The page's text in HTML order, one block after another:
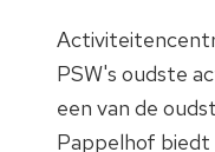
PSW's oudste
een van de
Pappelhof